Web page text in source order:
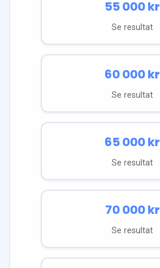
55 000kr
Se resultat
60 000kr
Se resultat
65 000kr
Se resultat
70 000kr
Se resultat